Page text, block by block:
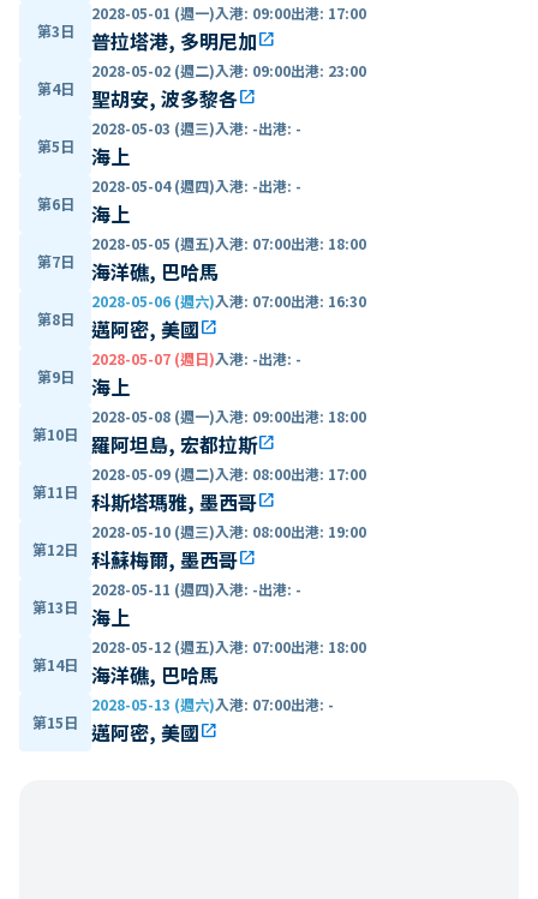
第3日
2028-05-01 (週一)入港: 09:00出港: 17:00
普拉塔港, 多明尼加open_in_new
第4日
2028-05-02 (週二)入港: 09:00出港: 23:00
聖胡安, 波多黎各open_in_new
第5日
2028-05-03 (週三)入港: -出港: -
海上
第6日
2028-05-04 (週四)入港: -出港: -
海上
第7日
2028-05-05 (週五)入港: 07:00出港: 18:00
海洋礁, 巴哈馬
第8日
2028-05-06 (週六)入港: 07:00出港: 16:30
邁阿密, 美國open_in_new
第9日
2028-05-07 (週日)入港: -出港: -
海上
第10日
2028-05-08 (週一)入港: 09:00出港: 18:00
羅阿坦島, 宏都拉斯open_in_new
第11日
2028-05-09 (週二)入港: 08:00出港: 17:00
科斯塔瑪雅, 墨西哥open_in_new
第12日
2028-05-10 (週三)入港: 08:00出港: 19:00
科蘇梅爾, 墨西哥open_in_new
第13日
2028-05-11 (週四)入港: -出港: -
海上
第14日
2028-05-12 (週五)入港: 07:00出港: 18:00
海洋礁, 巴哈馬
第15日
2028-05-13 (週六)入港: 07:00出港: -
邁阿密, 美國open_in_new